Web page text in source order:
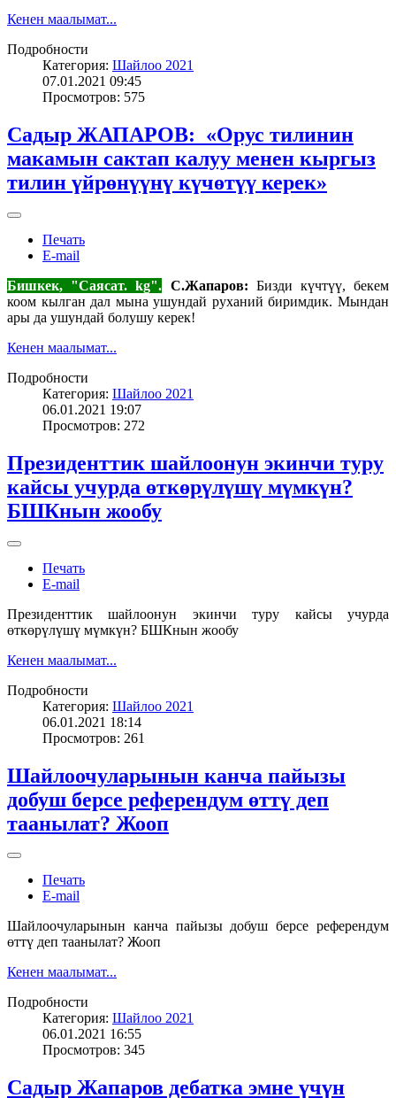
Кенен маалымат...
Подробности
Категория: Шайлоо 2021
07.01.2021 09:45
Просмотров: 575
Садыр ЖАПАРОВ: «Орус тилинин
макамын сактап калуу менен кыргыз
тилин үйрөнүүнү күчөтүү керек»
Печать
E-mail
Бишкек, "Саясат. kg". С.Жапаров: Бизди күчтүү, бекем
коом кылган дал мына ушундай руханий биримдик. Мындан
ары да ушундай болушу керек!
Кенен маалымат...
Подробности
Категория: Шайлоо 2021
06.01.2021 19:07
Просмотров: 272
Президенттик шайлоонун экинчи туру
кайсы учурда өткөрүлүшү мүмкүн?
БШКнын жообу
Печать
E-mail
Президенттик шайлоонун экинчи туру кайсы учурда
өткөрүлүшү мүмкүн? БШКнын жообу
Кенен маалымат...
Подробности
Категория: Шайлоо 2021
06.01.2021 18:14
Просмотров: 261
Шайлоочуларынын канча пайызы
добуш берсе референдум өттү деп
таанылат? Жооп
Печать
E-mail
Шайлоочуларынын канча пайызы добуш берсе референдум
өттү деп таанылат? Жооп
Кенен маалымат...
Подробности
Категория: Шайлоо 2021
06.01.2021 16:55
Просмотров: 345
Садыр Жапаров дебатка эмне үчүн